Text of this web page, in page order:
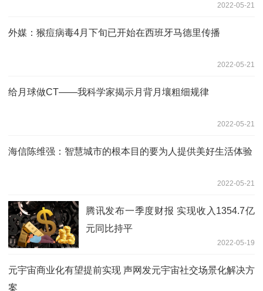
2022-05-21
外媒：猴痘病毒4月下旬已开始在西班牙马德里传播
2022-05-21
给月球做CT——我科学家揭示月背月壤粗细规律
2022-05-21
海信陈维强：智慧城市的根本目的要为人提供美好生活体验
2022-05-21
腾讯发布一季度财报 实现收入1354.7亿
元同比持平
2022-05-19
元宇宙商业化有望提前实现 声网发元宇宙社交场景化解决方
案